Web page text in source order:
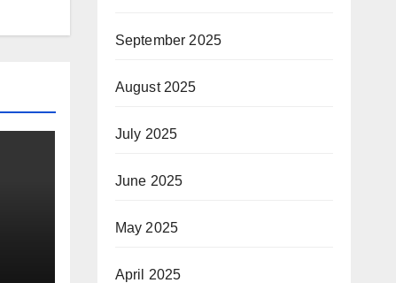
September 2025
August 2025
July 2025
June 2025
May 2025
April 2025